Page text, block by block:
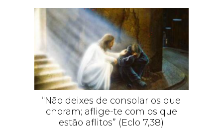
“Não deixes de consolar os que
choram; aflige-te com os que
estão aflitos” (Eclo 7,38)